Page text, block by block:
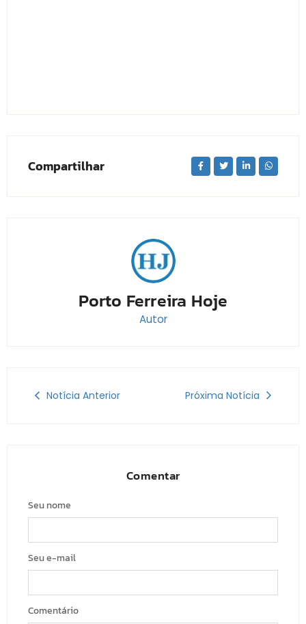
Compartilhar
Porto Ferreira Hoje
Autor
Notícia Anterior Próxima Notícia
Comentar
Seu nome
Seu e-mail
Comentário